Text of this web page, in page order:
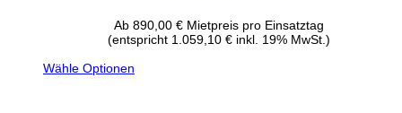
Ab 890,00 € Mietpreis pro Einsatztag
(entspricht 1.059,10 € inkl. 19% MwSt.)
Wähle Optionen